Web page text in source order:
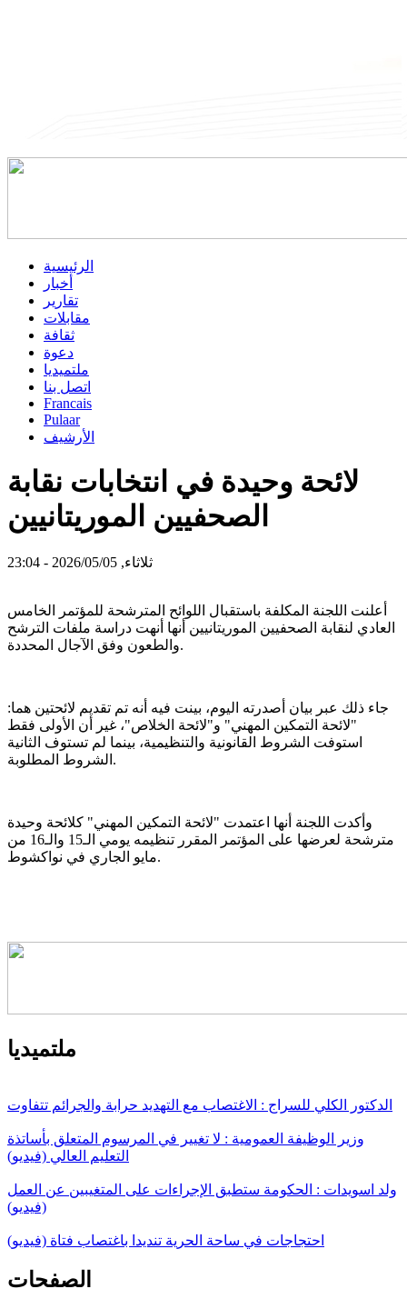
الرئيسية
أخبار
تقارير
مقابلات
ثقافة
دعوة
ملتميديا
اتصل بنا
Francais
Pulaar
الأرشيف
لائحة وحيدة في انتخابات نقابة
الصحفيين الموريتانيين
ثلاثاء, 2026/05/05 - 23:04
أعلنت اللجنة المكلفة باستقبال اللوائح المترشحة للمؤتمر الخامس
العادي لنقابة الصحفيين الموريتانيين أنها أنهت دراسة ملفات الترشح
والطعون وفق الآجال المحددة.
جاء ذلك عبر بيان أصدرته اليوم، بينت فيه أنه تم تقديم لائحتين هما:
"لائحة التمكين المهني" و"لائحة الخلاص"، غير أن الأولى فقط
استوفت الشروط القانونية والتنظيمية، بينما لم تستوف الثانية
الشروط المطلوبة.
وأكدت اللجنة أنها اعتمدت "لائحة التمكين المهني" كلائحة وحيدة
مترشحة لعرضها على المؤتمر المقرر تنظيمه يومي الـ15 والـ16 من
مايو الجاري في نواكشوط.
ملتميديا
الدكتور الكلي للسراج : الاغتصاب مع التهديد حرابة والجرائم تتفاوت
وزير الوظيفة العمومية : لا تغيير في المرسوم المتعلق بأساتذة
التعليم العالي (فيديو)
ولد اسويدات : الحكومة ستطبق الإجراءات على المتغيبين عن العمل
(فيديو)
احتجاجات في ساحة الحرية تنديدا باغتصاب فتاة (فيديو)
الصفحات